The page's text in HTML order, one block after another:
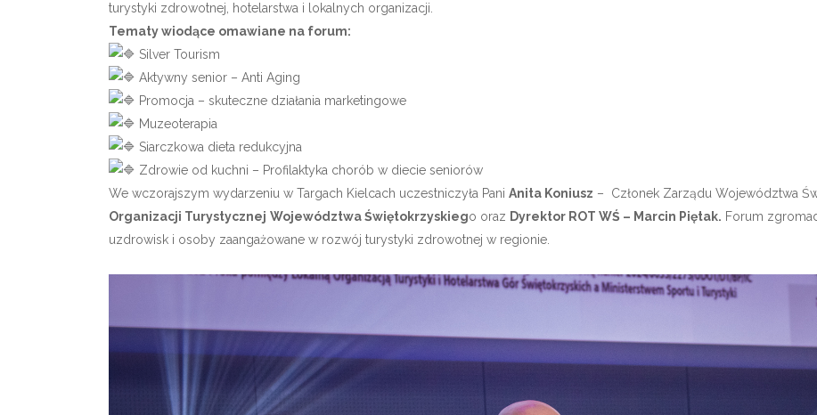
turystyki zdrowotnej, hotelarstwa i lokalnych organizacji.
Tematy wiodące omawiane na forum:
Silver Tourism
Aktywny senior – Anti Aging
Promocja – skuteczne działania marketingowe
Muzeoterapia
Siarczkowa dieta redukcyjna
Zdrowie od kuchni – Profilaktyka chorób w diecie seniorów
We wczorajszym wydarzeniu w Targach Kielcach uczestniczyła Pani Anita Koniusz – Członek Zarządu Województwa
Organizacji Turystycznej Województwa Świętokrzyskiego oraz Dyrektor ROT WŚ – Marcin Piętak. Forum
uzdrowisk i osoby zaangażowane w rozwój turystyki zdrowotnej w regionie.